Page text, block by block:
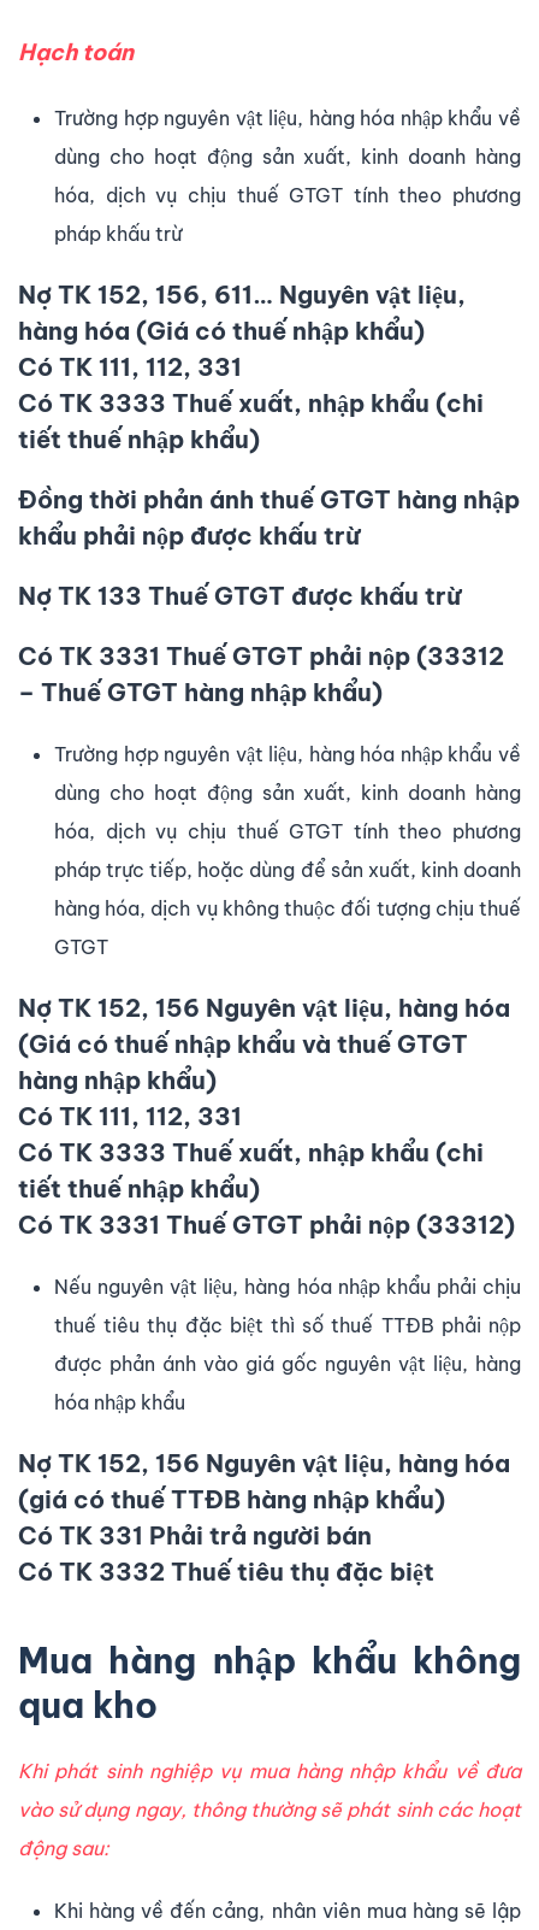
Hạch toán
Trường hợp nguyên vật liệu, hàng hóa nhập khẩu về
dùng cho hoạt động sản xuất, kinh doanh hàng
hóa, dịch vụ chịu thuế GTGT tính theo phương
pháp khấu trừ
Nợ TK 152, 156, 611… Nguyên vật liệu,
hàng hóa (Giá có thuế nhập khẩu)
Có TK 111, 112, 331
Có TK 3333 Thuế xuất, nhập khẩu (chi
tiết thuế nhập khẩu)
Đồng thời phản ánh thuế GTGT hàng nhập
khẩu phải nộp được khấu trừ
Nợ TK 133 Thuế GTGT được khấu trừ
Có TK 3331 Thuế GTGT phải nộp (33312
– Thuế GTGT hàng nhập khẩu)
Trường hợp nguyên vật liệu, hàng hóa nhập khẩu về
dùng cho hoạt động sản xuất, kinh doanh hàng
hóa, dịch vụ chịu thuế GTGT tính theo phương
pháp trực tiếp, hoặc dùng để sản xuất, kinh doanh
hàng hóa, dịch vụ không thuộc đối tượng chịu thuế
GTGT
Nợ TK 152, 156 Nguyên vật liệu, hàng hóa
(Giá có thuế nhập khẩu và thuế GTGT
hàng nhập khẩu)
Có TK 111, 112, 331
Có TK 3333 Thuế xuất, nhập khẩu (chi
tiết thuế nhập khẩu)
Có TK 3331 Thuế GTGT phải nộp (33312)
Nếu nguyên vật liệu, hàng hóa nhập khẩu phải chịu
thuế tiêu thụ đặc biệt thì số thuế TTĐB phải nộp
được phản ánh vào giá gốc nguyên vật liệu, hàng
hóa nhập khẩu
Nợ TK 152, 156 Nguyên vật liệu, hàng hóa
(giá có thuế TTĐB hàng nhập khẩu)
Có TK 331 Phải trả người bán
Có TK 3332 Thuế tiêu thụ đặc biệt
Mua hàng nhập khẩu không
qua kho
Khi phát sinh nghiệp vụ mua hàng nhập khẩu về đưa
vào sử dụng ngay, thông thường sẽ phát sinh các hoạt
động sau:
Khi hàng về đến cảng, nhân viên mua hàng sẽ lập